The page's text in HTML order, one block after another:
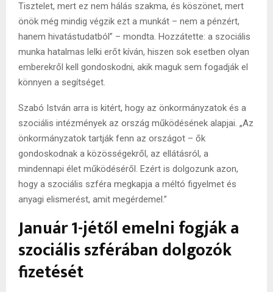
Tisztelet, mert ez nem hálás szakma, és köszönet, mert
önök még mindig végzik ezt a munkát – nem a pénzért,
hanem hivatástudatból” – mondta. Hozzátette: a szociális
munka hatalmas lelki erőt kíván, hiszen sok esetben olyan
emberekről kell gondoskodni, akik maguk sem fogadják el
könnyen a segítséget.
Szabó István arra is kitért, hogy az önkormányzatok és a
szociális intézmények az ország működésének alapjai. „Az
önkormányzatok tartják fenn az országot – ők
gondoskodnak a közösségekről, az ellátásról, a
mindennapi élet működéséről. Ezért is dolgozunk azon,
hogy a szociális szféra megkapja a méltó figyelmet és
anyagi elismerést, amit megérdemel.”
Január 1-jétől emelni fogják a
szociális szférában dolgozók
fizetését